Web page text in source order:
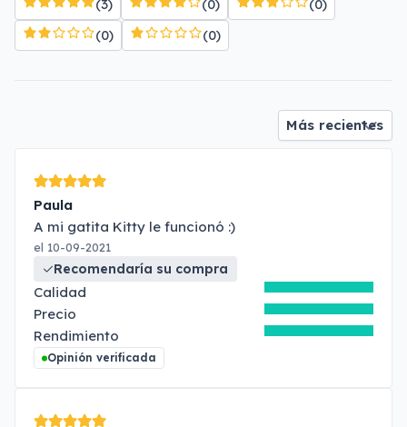
(3)
(0)
(0)
(0)
(0)
Paula
A mi gatita Kitty le funcionó :)
el 10-09-2021
Recomendaría su compra
Calidad
Precio
Rendimiento
Opinión verificada